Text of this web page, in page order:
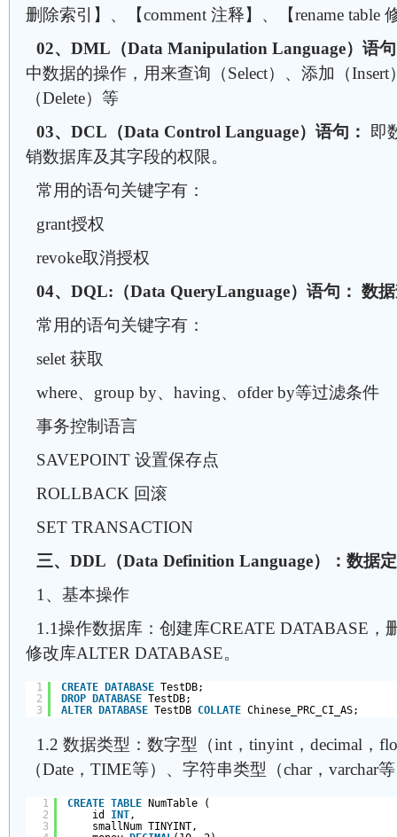
删除索引】、【comment 注释】、【rename table
02、DML（Data Manipulation Language）语
中数据的操作，用来查询（Select）、添加（
（Delete）等
03、DCL（Data Control Language）语句：
即
销数据库及其字段的权限。
常用的语句关键字有：
grant授权
revoke取消授权
04、DQL:（Data QueryLanguage）语句： 数
常用的语句关键字有：
selet 获取
where、group by、having、ofder by等过滤条件
事务控制语言
SAVEPOINT 设置保存点
ROLLBACK 回滚
SET TRANSACTION
三、DDL（Data Definition Language）：数据
1、基本操作
1.1操作数据库：创建库CREATE DATABASE，
修改库ALTER DATABASE。
1
2
3
CREATE DATABASE TestDB;
DROP
DATABASE TestDB;
ALTER
DATABASE TestDB COLLATE Chinese_PRC_CI_AS;
1.2 数据类型：数字型（int，tinyint，decimal，
（Date，TIME等）、字符串类型（char，varchar
1
2
3
CREATE TABLE
NumTable (
id INT,
smallNum TINYINT,